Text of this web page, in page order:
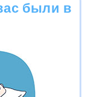
были в